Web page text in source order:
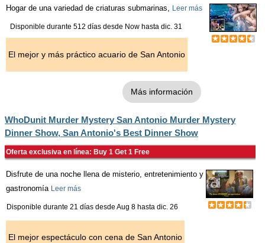
Hogar de una variedad de criaturas submarinas, Leer más
Disponible durante 512 días desde Now hasta dic. 31
El mejor y más práctico acuario de San Antonio
Más información
WhoDunit Murder Mystery San Antonio Murder Mystery
Dinner Show, San Antonio's Best Dinner Show
Oferta exclusiva en línea: Buy 1 Get 1 Free
Disfrute de una noche llena de misterio, entretenimiento y
gastronomía Leer más
Disponible durante 21 días desde Aug 8 hasta dic. 26
El mejor espectáculo con cena de San Antonio